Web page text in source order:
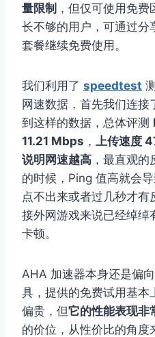
量限制 ，但仅可使用免
长不够的用户，可通过分
套餐继续免费使用。
我们利用了 speedtest
网速数据，首先我们连
到这样的数据，总体评测
11.21 Mbps ， 上传速度
说明网速越高 ，最直观
的时候，Ping 值高就会
点不出来或者过几秒才
接外网游戏来说已经绰绰
卡顿。
AHA 加速器本身还是偏
具，提供的免费试用基本
偏贵，但它的性能表现非
的价位，从性价比的角度